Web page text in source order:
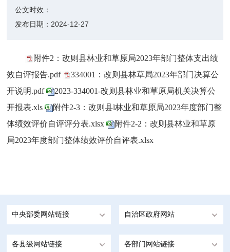
公文时效：
发布日期： 2024-12-27
附件2：改则县林业和草原局2023年部门整体支出绩
效自评报告.pdf
334001：改则县林草局2023年部门决算公
开说明.pdf
2023-334001-改则县林业和草原局机关决算公
开报表.xls
附件2-3：改则县l林业和草原局2023年度部门整
体绩效评价自评评分表.xlsx
附件2-2：改则县林业和草原
局2023年度部门整体绩效评价自评表.xlsx
中央部委网站链接 自治区政府网站
各县级网站链接 各部门网站链接